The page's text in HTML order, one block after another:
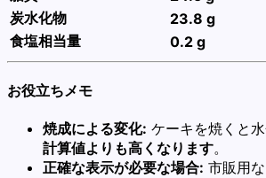
炭水化物
23.8 g
食塩相当量
0.2 g
お役立ちメモ
焼成による変化: ケーキを焼くと
計算値よりも高くなります。
正確な表示が必要な場合: 市販用